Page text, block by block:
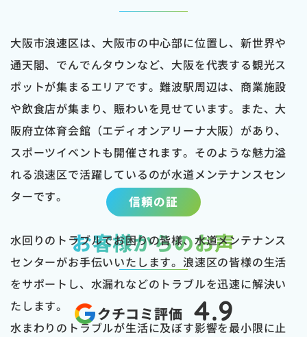
大阪市浪速区は、大阪市の中心部に位置し、新世界や
通天閣、でんでんタウンなど、大阪を代表する観光ス
ポットが集まるエリアです。難波駅周辺は、商業施設
や飲食店が集まり、賑わいを見せています。また、大
阪府立体育会館（エディオンアリーナ大阪）があり、
スポーツイベントも開催されます。そのような魅力溢
れる浪速区で活躍しているのが水道メンテナンスセン
ターです。
水回りのトラブルでお困りの皆様、水道メンテナンス
センターがお手伝いいたします。浪速区の皆様の生活
をサポートし、水漏れなどのトラブルを迅速に解決い
たします。
水まわりのトラブルが生活に及ぼす影響を最小限に止
信頼の証
お客様からのお声
クチコミ評価 4.9